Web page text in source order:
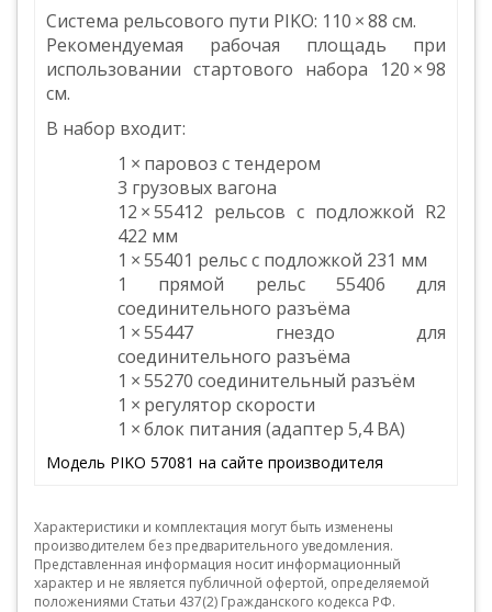
Система рельсового пути PIKO: 110 × 88 см.
Рекомендуемая рабочая площадь при
использовании стартового набора 120 × 98
см.
В набор входит:
1 × паровоз с тендером
3 грузовых вагона
12 × 55412 рельсов с подложкой R2
422 мм
1 × 55401 рельс с подложкой 231 мм
1 прямой рельс 55406 для
соединительного разъёма
1 × 55447 гнездо для
соединительного разъёма
1 × 55270 соединительный разъём
1 × регулятор скорости
1 × блок питания (адаптер 5,4 ВА)
Модель PIKO 57081 на сайте производителя
Характеристики и комплектация могут быть изменены
производителем без предварительного уведомления.
Представленная информация носит информационный
характер и не является публичной офертой, определяемой
положениями Статьи 437(2) Гражданского кодекса РФ.